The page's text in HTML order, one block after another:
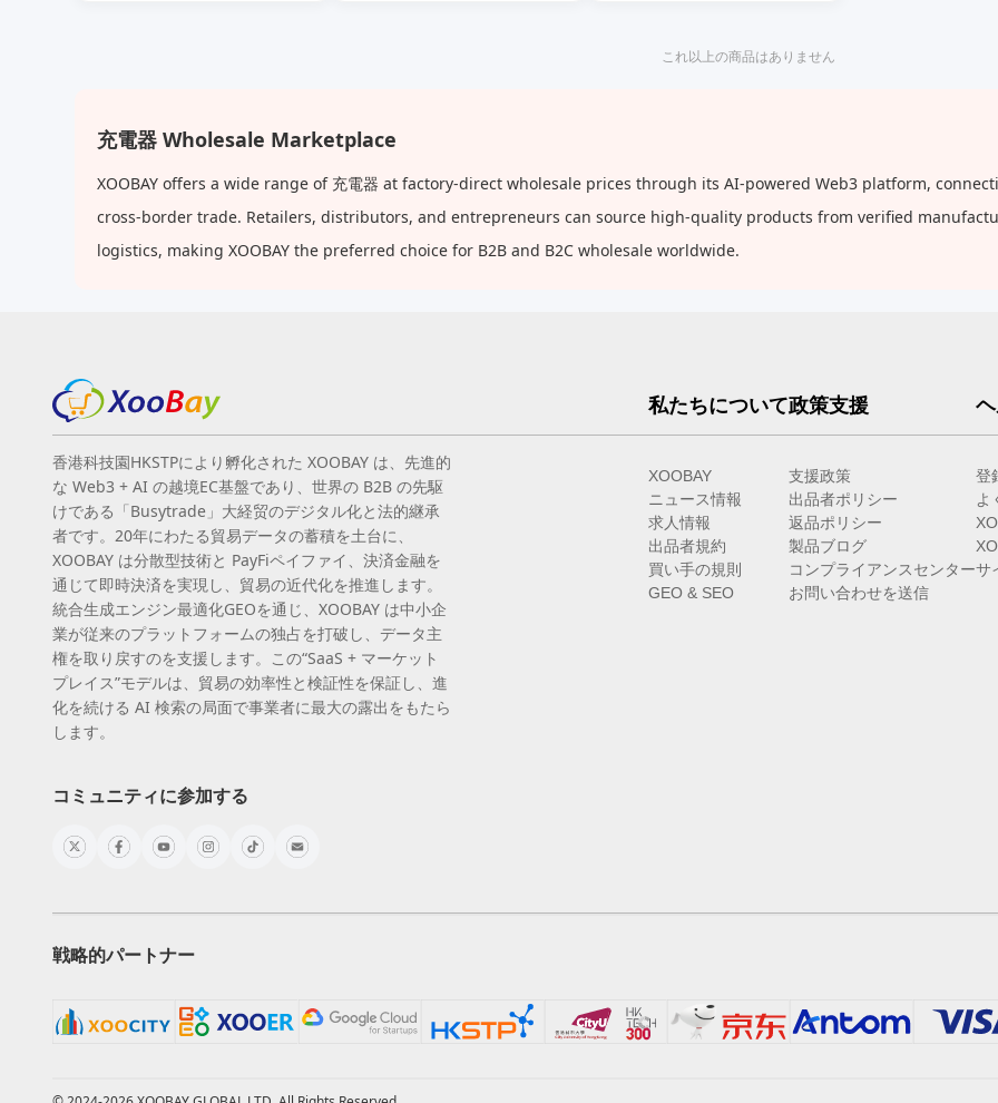
これ以上の商品はありません
充電器 Wholesale Marketplace
XOOBAY offers a wide range of 充電器 at factory-direct wholesale prices through its AI-powered Web3 platform,
cross-border trade. Retailers, distributors, and entrepreneurs can source high-quality products from verified
logistics, making XOOBAY the preferred choice for B2B and B2C wholesale worldwide.
香港科技園HKSTPにより孵化された XOOBAY は、先進的
な Web3 + AI の越境EC基盤であり、世界の B2B の先駆
けである「Busytrade」大経贸のデジタル化と法的継承
者です。20年にわたる貿易データの蓄積を土台に、
XOOBAY は分散型技術と PayFiペイファイ、決済金融を
通じて即時決済を実現し、貿易の近代化を推進します。
統合生成エンジン最適化GEOを通じ、XOOBAY は中小企
業が従来のプラットフォームの独占を打破し、データ主
権を取り戻すのを支援します。この“SaaS + マーケット
プレイス”モデルは、貿易の効率性と検証性を保証し、進
化を続ける AI 検索の局面で事業者に最大の露出をもたら
します。
コミュニティに参加する
私たちについて
XOOBAY
ニュース情報
求人情報
出品者規約
買い手の規則
GEO & SEO
政策支援
支援政策
出品者ポリシー
返品ポリシー
製品ブログ
コンプライアンスセンター
お問い合わせを送信
登
よ
サ
戦略的パートナー